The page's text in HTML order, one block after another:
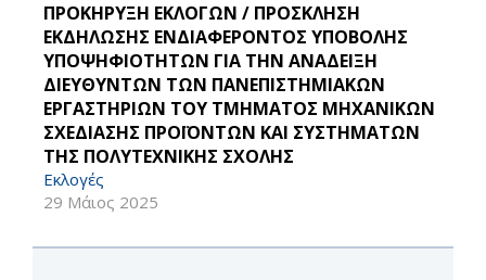
ΠΡΟΚΗΡΥΞΗ ΕΚΛΟΓΩΝ / ΠΡΟΣΚΛΗΣΗ
ΕΚΔΗΛΩΣΗΣ ΕΝΔΙΑΦΕΡΟΝΤΟΣ ΥΠΟΒΟΛΗΣ
ΥΠΟΨΗΦΙΟΤΗΤΩΝ ΓΙΑ ΤΗΝ ΑΝΑΔΕΙΞΗ
ΔΙΕΥΘΥΝΤΩΝ ΤΩΝ ΠΑΝΕΠΙΣΤΗΜΙΑΚΩΝ
ΕΡΓΑΣΤΗΡΙΩΝ ΤΟΥ ΤΜΗΜΑΤΟΣ ΜΗΧΑΝΙΚΩΝ
ΣΧΕΔΙΑΣΗΣ ΠΡΟΪΟΝΤΩΝ ΚΑΙ ΣΥΣΤΗΜΑΤΩΝ
ΤΗΣ ΠΟΛΥΤΕΧΝΙΚΗΣ ΣΧΟΛΗΣ
Εκλογές
29 Μάιος 2025